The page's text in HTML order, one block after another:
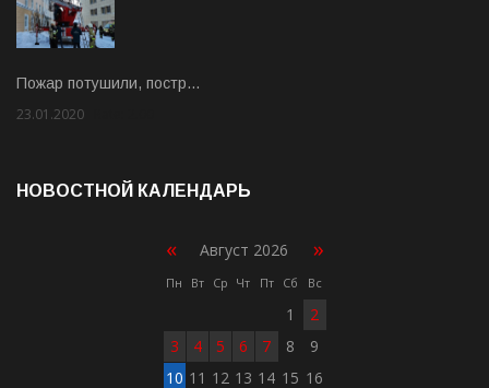
Пожар потушили, постр…
23.01.2020
НОВОСТНОЙ КАЛЕНДАРЬ
« Август 2026 »
Пн Вт Ср Чт Пт Сб Вс
1
2
3
4 5 6 7 8
9
10 11 12 13 14 15 16